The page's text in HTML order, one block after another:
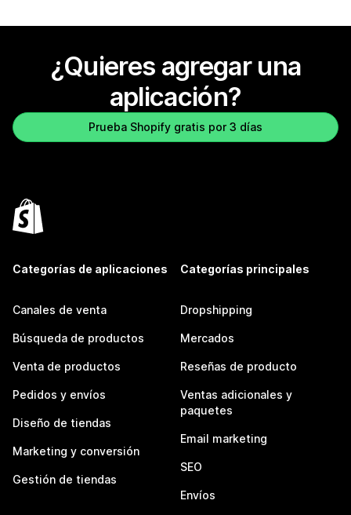
¿Quieres agregar una
aplicación?
Prueba Shopify gratis por 3 días
Categorías de aplicaciones
Canales de venta
Búsqueda de productos
Venta de productos
Pedidos y envíos
Diseño de tiendas
Marketing y conversión
Gestión de tiendas
Categorías principales
Dropshipping
Mercados
Reseñas de producto
Ventas adicionales y
paquetes
Email marketing
SEO
Envíos